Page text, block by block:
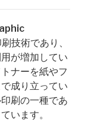
技術であり、
が増加してい
ナーを紙やフ
成り立ってい
刷の一種であ
います。